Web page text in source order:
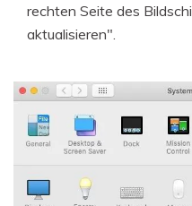
rechten Seite des
aktualisieren".